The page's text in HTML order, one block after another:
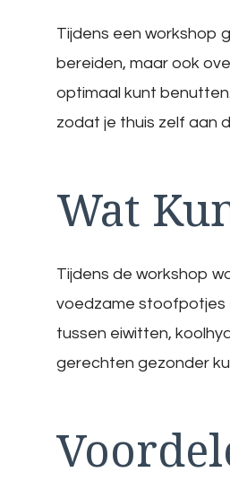
Tijdens een workshop
bereiden, maar ook
optimaal kunt
zodat je thuis zelf aan
Wat
Tijdens de workshop
voedzame stoofpotjes
tussen eiwitten,
gerechten gezonder